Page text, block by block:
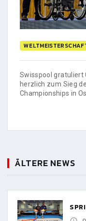
Swisspool gratuliert
herzlich zum Sieg
Championships in
ÄLTERE NEWS